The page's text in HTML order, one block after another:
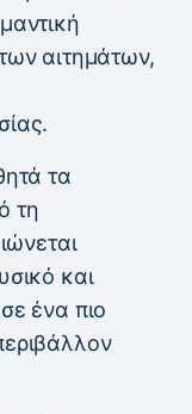
αιτημάτων,
τα
τη
και
ένα πιο